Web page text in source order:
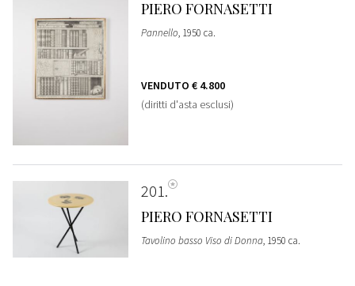
PIERO FORNASETTI
Pannello, 1950 ca.
VENDUTO € 4.800
(diritti d'asta esclusi)
201
PIERO FORNASETTI
Tavolino basso Viso di Donna, 1950 ca.